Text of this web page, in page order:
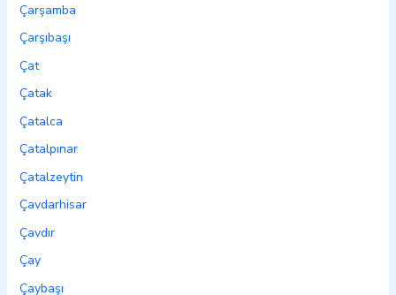
Çarşamba
Çarşıbaşı
Çat
Çatak
Çatalca
Çatalpınar
Çatalzeytin
Çavdarhisar
Çavdır
Çay
Çaybaşı